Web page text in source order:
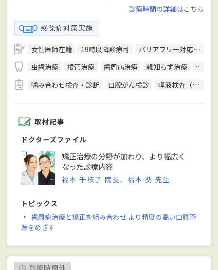
診療時間の詳細はこちら
感染症対策実施
女性医師在籍 19時以降診療可 バリアフリー対応
虫歯治療
根管治療 歯周病治療 親知らず治療
顎関
噛み合わせ検査・診断
口腔がん検診 唾液検査（サリバテスト）
取材記事
ドクターズファイル
矯正治療の分野が加わり、より幅広く
なった診療内容
福本 千枝子 院長、福本 葵 先生
トピックス
・ 歯周病治療と矯正を組み合わせ より精度の高い口腔管
理をめざす
診療時間外